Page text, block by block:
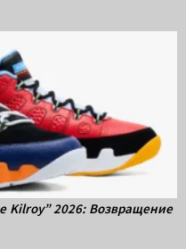
Kilroy” 2026: Возвращение